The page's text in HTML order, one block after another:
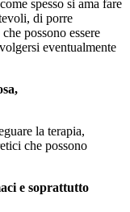
spesso si ama fare
di porre
possono essere
eventualmente
la terapia,
che possono
e soprattutto